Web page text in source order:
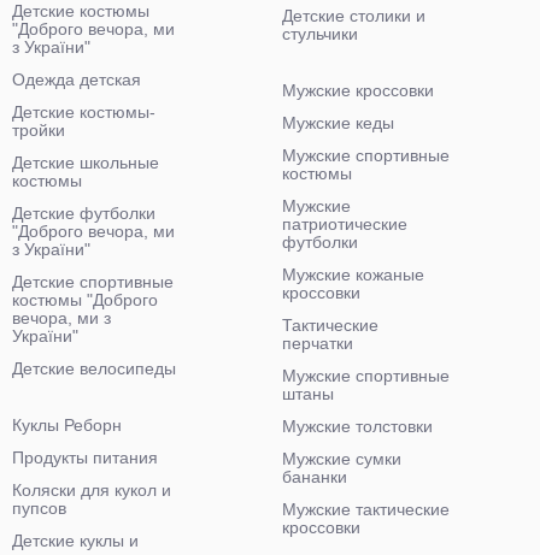
Детские столики и
стульчики
Детские костюмы
"Доброго вечора, ми
з України"
Одежда детская
Детские костюмы-
тройки
Детские школьные
костюмы
Детские футболки
"Доброго вечора, ми
з України"
Детские спортивные
костюмы "Доброго
вечора, ми з
України"
Детские велосипеды
Мужские кроссовки
Мужские кеды
Мужские спортивные
костюмы
Мужские
патриотические
футболки
Мужские кожаные
кроссовки
Тактические
перчатки
Мужские спортивные
штаны
Мужские толстовки
Мужские сумки
бананки
Мужские тактические
кроссовки
Куклы Реборн
Продукты питания
Коляски для кукол и
пупсов
Детские куклы и